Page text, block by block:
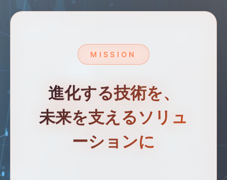
MISSION
進化する技術を、
未来を支えるソリュ
ーションに